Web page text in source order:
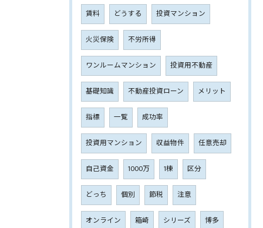
賃料 どうする 投資マンション
火災保険 不労所得
ワンルームマンション 投資用不動産
基礎知識 不動産投資ローン メリット
指標 一覧 成功率
投資用マンション 収益物件 任意売却
自己資金 1000万 1棟 区分
どっち 個別 節税 注意
オンライン 箱崎 シリーズ 博多